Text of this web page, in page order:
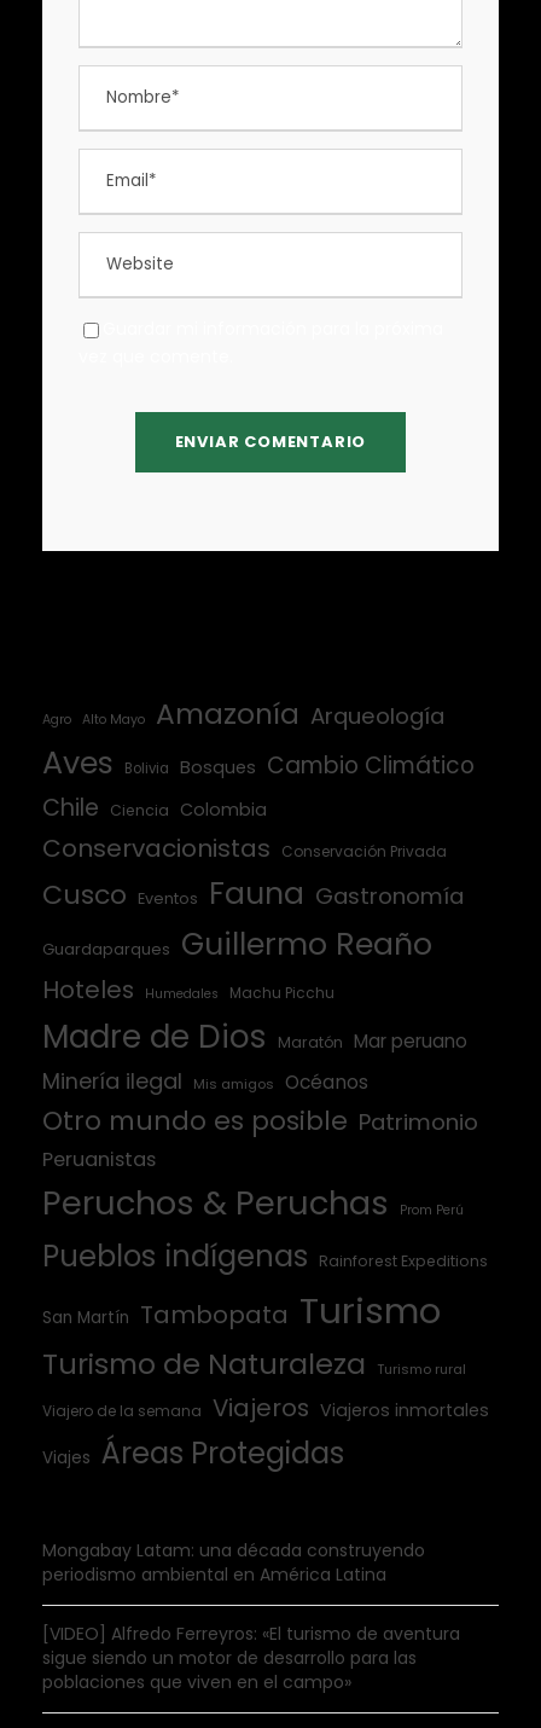
Agro Alto Mayo Amazonía Arqueología
Aves Bolivia Bosques Cambio Climático
Chile
Ciencia Colombia
Conservacionistas Conservación Privada
Cusco Eventos Fauna Gastronomía
Guardaparques Guillermo Reaño
Hoteles Humedales Machu Picchu
Madre de Dios Maratón Mar peruano
Minería ilegal Mis amigos Océanos
Otro mundo es posible Patrimonio
Peruanistas
Peruchos & Peruchas Prom Perú
Pueblos indígenas Rainforest Expeditions
San Martín Tambopata Turismo
Turismo de Naturaleza Turismo rural
Viajero de la semana Viajeros Viajeros inmortales
Viajes Áreas Protegidas
Mongabay Latam: una década construyendo
periodismo ambiental en América Latina
[VIDEO] Alfredo Ferreyros: «El turismo de aventura
sigue siendo un motor de desarrollo para las
poblaciones que viven en el campo»